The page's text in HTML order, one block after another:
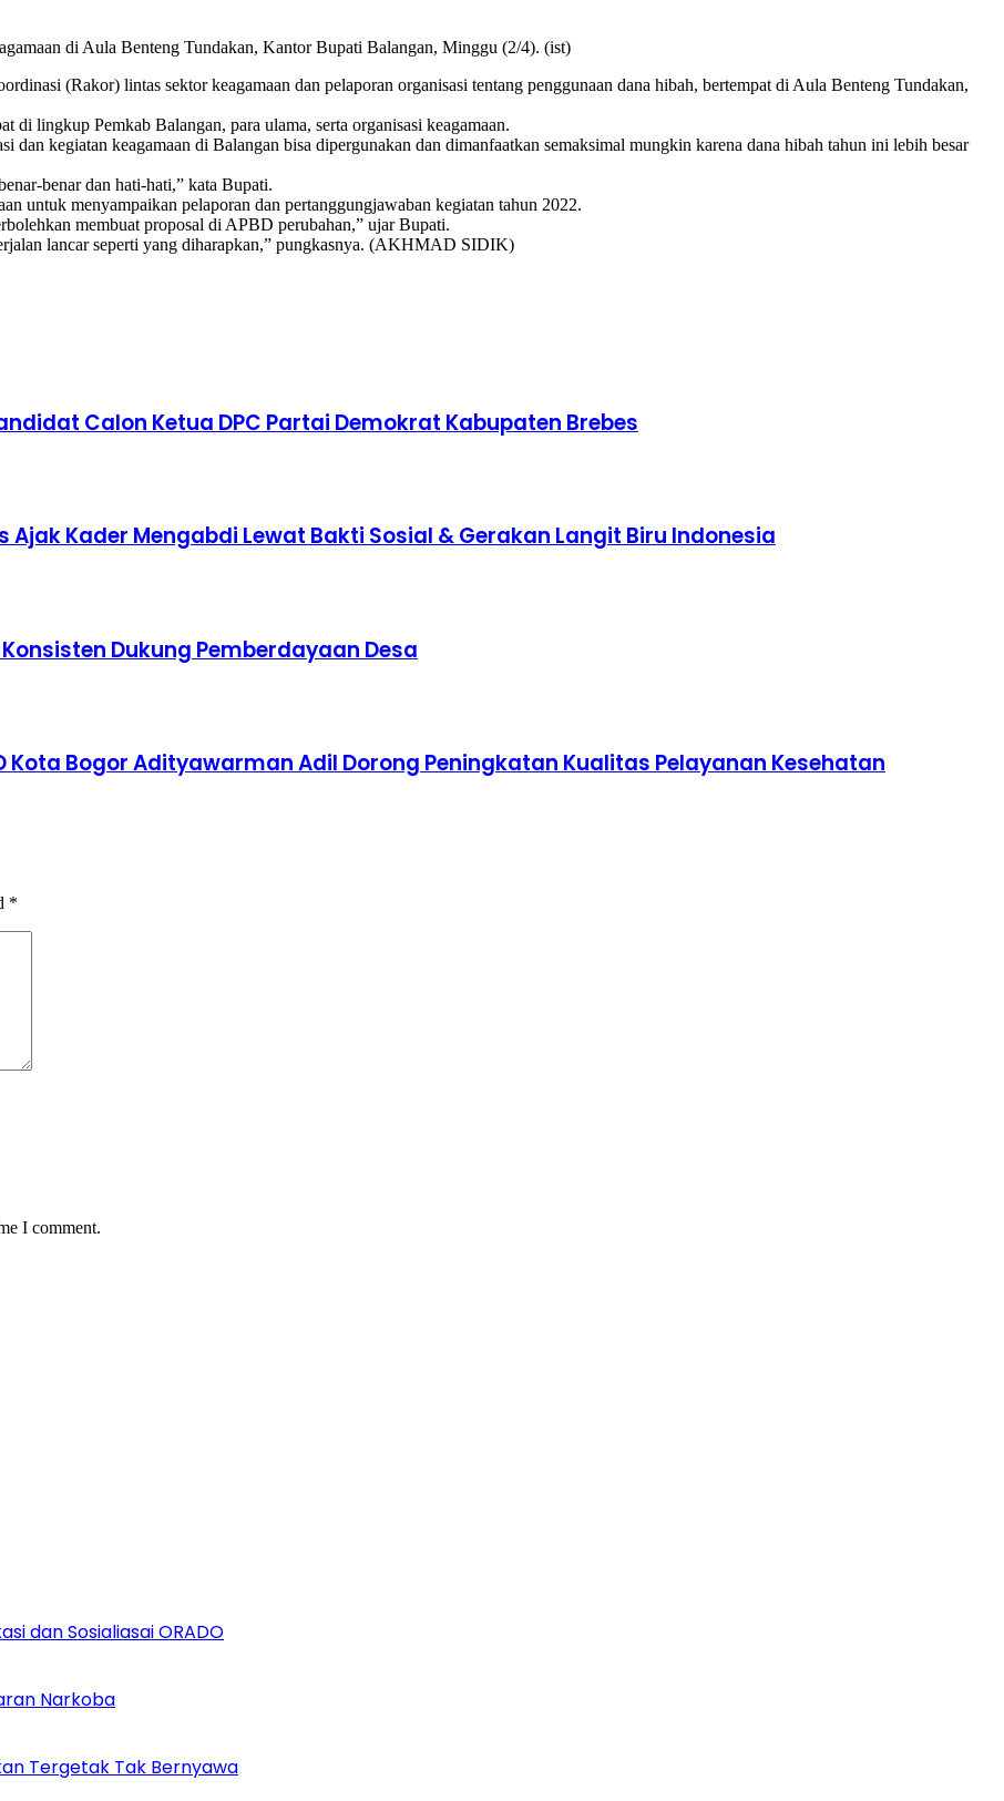
di Aula Benteng Tundakan, Kantor Bupati Balangan, Minggu (2/4). (ist)
(Rakor) lintas sektor keagamaan dan pelaporan organisasi tentang penggunaan dana hibah, bertempat di Aula Benteng Tundakan,
lingkup Pemkab Balangan, para ulama, serta organisasi keagamaan.
dan kegiatan keagamaan di Balangan bisa dipergunakan dan dimanfaatkan semaksimal mungkin karena dana hibah tahun ini lebih besar
benar dan hati-hati,” kata Bupati.
untuk menyampaikan pelaporan dan pertanggungjawaban kegiatan tahun 2022.
membuat proposal di APBD perubahan,” ujar Bupati.
lancar seperti yang diharapkan,” pungkasnya. (AKHMAD SIDIK)
Calon Ketua DPC Partai Demokrat Kabupaten Brebes
Ajak Kader Mengabdi Lewat Bakti Sosial & Gerakan Langit Biru Indonesia
Dukung Pemberdayaan Desa
Kota Bogor Adityawarman Adil Dorong Peningkatan Kualitas Pelayanan Kesehatan
*
I comment.
dan Sosialiasai ORADO
Narkoba
Tergetak Tak Bernyawa